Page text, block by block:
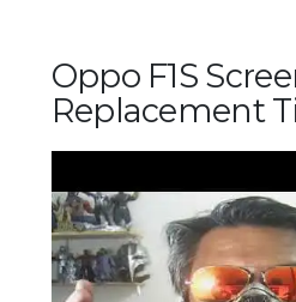
Oppo F1S
Replacement